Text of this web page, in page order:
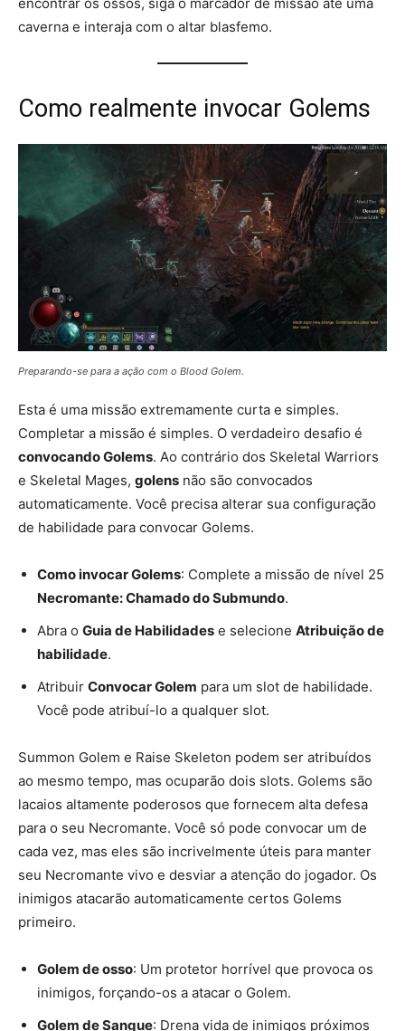
caverna e interaja com o altar blasfemo.
Como realmente invocar Golems
Preparando-se para a ação com o Blood Golem.
Esta é uma missão extremamente curta e simples.
Completar a missão é simples. O verdadeiro desafio é
convocando Golems. Ao contrário dos Skeletal Warriors
e Skeletal Mages, golens não são convocados
automaticamente. Você precisa alterar sua configuração
de habilidade para convocar Golems.
Como invocar Golems: Complete a missão de nível 25
Necromante: Chamado do Submundo.
Abra o Guia de Habilidades e selecione Atribuição de
habilidade.
Atribuir Convocar Golem para um slot de habilidade.
Você pode atribuí-lo a qualquer slot.
Summon Golem e Raise Skeleton podem ser atribuídos
ao mesmo tempo, mas ocuparão dois slots. Golems são
lacaios altamente poderosos que fornecem alta defesa
para o seu Necromante. Você só pode convocar um de
cada vez, mas eles são incrivelmente úteis para manter
seu Necromante vivo e desviar a atenção do jogador. Os
inimigos atacarão automaticamente certos Golems
primeiro.
Golem de osso: Um protetor horrível que provoca os
inimigos, forçando-os a atacar o Golem.
Golem de Sangue: Drena vida de inimigos próximos